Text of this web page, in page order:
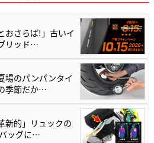
おさらば!」古いイ
リッド…
場のパンパンタイ
季節だか…
新的」リュックの
ッグに…